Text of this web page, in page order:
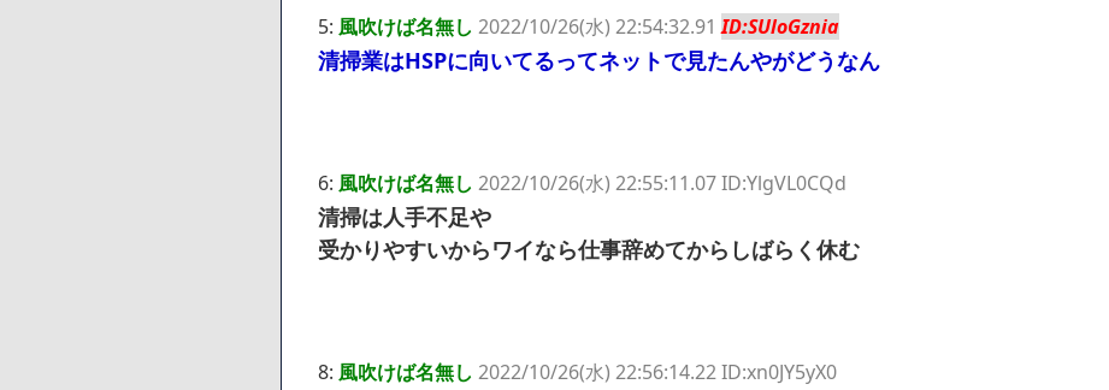
5: 風吹けば名無し 2022/10/26(水) 22:54:32.91ID:SUloGznia
清掃業はHSPに向いてるってネットで見たんやがどうなん
6: 風吹けば名無し 2022/10/26(水) 22:55:11.07 ID:YlgVL0CQd
清掃は人手不足や
受かりやすいからワイなら仕事辞めてからしばらく休む
8: 風吹けば名無し 2022/10/26(水) 22:56:14.22 ID:xn0JY5yX0